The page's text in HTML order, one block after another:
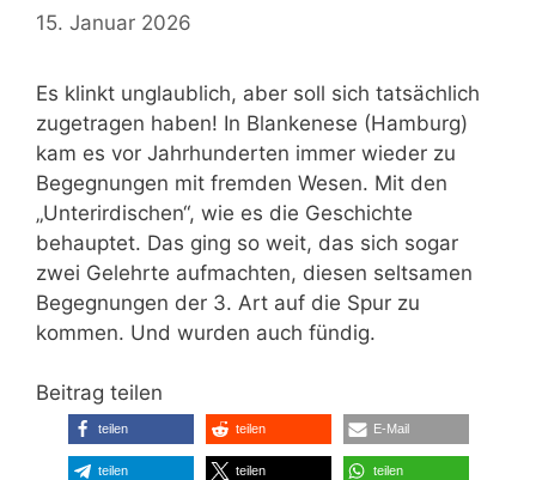
15. Januar 2026
Es klinkt unglaublich, aber soll sich tatsächlich
zugetragen haben! In Blankenese (Hamburg)
kam es vor Jahrhunderten immer wieder zu
Begegnungen mit fremden Wesen. Mit den
„Unterirdischen“, wie es die Geschichte
behauptet. Das ging so weit, das sich sogar
zwei Gelehrte aufmachten, diesen seltsamen
Begegnungen der 3. Art auf die Spur zu
kommen. Und wurden auch fündig.
Beitrag teilen
teilen teilen E-Mail
teilen teilen teilen